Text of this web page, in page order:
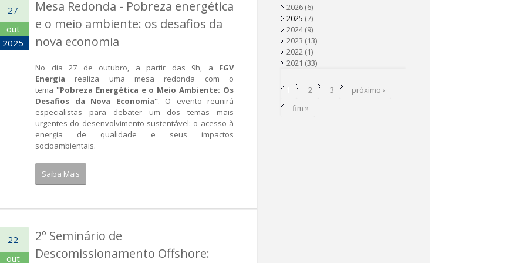
a
27
out
2025
Mesa Redonda - Pobreza energética
e o meio ambiente: os desafios da
nova economia
No dia 27 de outubro, a partir das 9h, a FGV
Energia realiza uma mesa redonda com o
tema "Pobreza Energética e o Meio Ambiente: Os
Desafios da Nova Economia". O evento reunirá
especialistas para debater um dos temas mais
urgentes do desenvolvimento sustentável: o acesso à
energia de qualidade e seus impactos
socioambientais.
Saiba Mais
22
out
2º Seminário de
Descomissionamento Offshore:
2026 (6)
2025 (7)
2024(9)
2023 (13)
2022 (1)
2021 (33)
P
g
2 3
próximo ›
fim »